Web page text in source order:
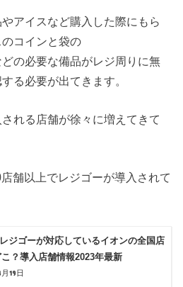
アイスなど購入した際にもら
コインと袋の
の必要な備品がレジ周りに無
る必要が出てきます。
れる店舗が徐々に増えてきて
舗以上でレジゴーが導入されて
レジゴーが対応しているイオンの全国店
？導入店舗情報2023年最新
19日